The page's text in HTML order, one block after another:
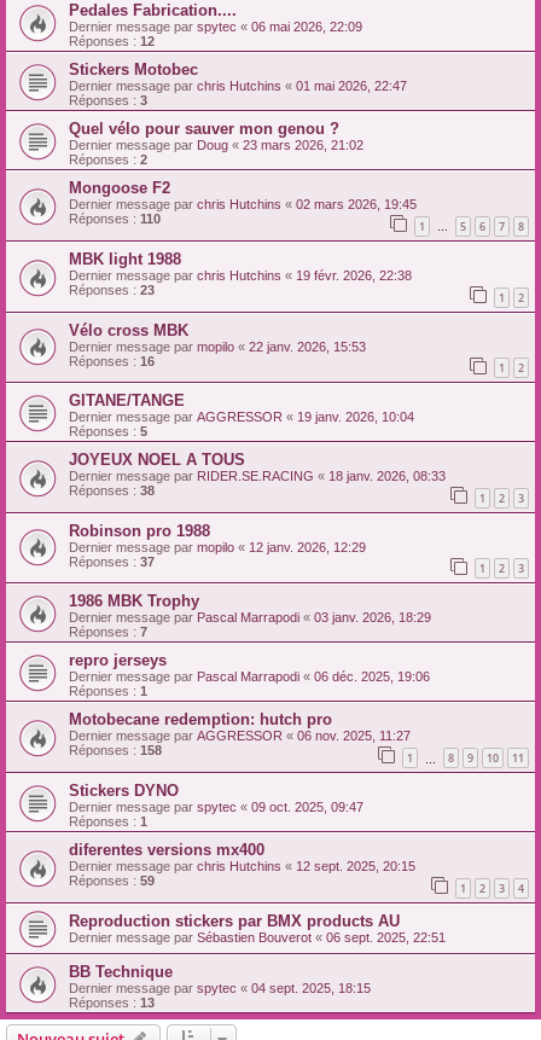
Pedales Fabrication....
Dernier message par spytec « 06 mai 2026, 22:09
Réponses : 12
Stickers Motobec
Dernier message par chris Hutchins « 01 mai 2026, 22:47
Réponses : 3
Quel vélo pour sauver mon genou ?
Dernier message par Doug « 23 mars 2026, 21:02
Réponses : 2
Mongoose F2
Dernier message par chris Hutchins « 02 mars 2026, 19:45
Réponses : 110 1 … 5 6 7 8
MBK light 1988
Dernier message par chris Hutchins « 19 févr. 2026, 22:38
Réponses : 23 1 2
Vélo cross MBK
Dernier message par mopilo « 22 janv. 2026, 15:53
Réponses : 16 1 2
GITANE/TANGE
Dernier message par AGGRESSOR « 19 janv. 2026, 10:04
Réponses : 5
JOYEUX NOEL A TOUS
Dernier message par RIDER.SE.RACING « 18 janv. 2026, 08:33
Réponses : 38 1 2 3
Robinson pro 1988
Dernier message par mopilo « 12 janv. 2026, 12:29
Réponses : 37 1 2 3
1986 MBK Trophy
Dernier message par Pascal Marrapodi « 03 janv. 2026, 18:29
Réponses : 7
repro jerseys
Dernier message par Pascal Marrapodi « 06 déc. 2025, 19:06
Réponses : 1
Motobecane redemption: hutch pro
Dernier message par AGGRESSOR « 06 nov. 2025, 11:27
Réponses : 158 1 8 9 10 11
Stickers DYNO
Dernier message par spytec « 09 oct. 2025, 09:47
Réponses : 1
diferentes versions mx400
Dernier message par chris Hutchins « 12 sept. 2025, 20:15
Réponses : 59 1 2 3 4
Reproduction stickers par BMX products AU
Dernier message par Sébastien Bouverot « 06 sept. 2025, 22:51
BB Technique
Dernier message par spytec « 04 sept. 2025, 18:15
Réponses : 13